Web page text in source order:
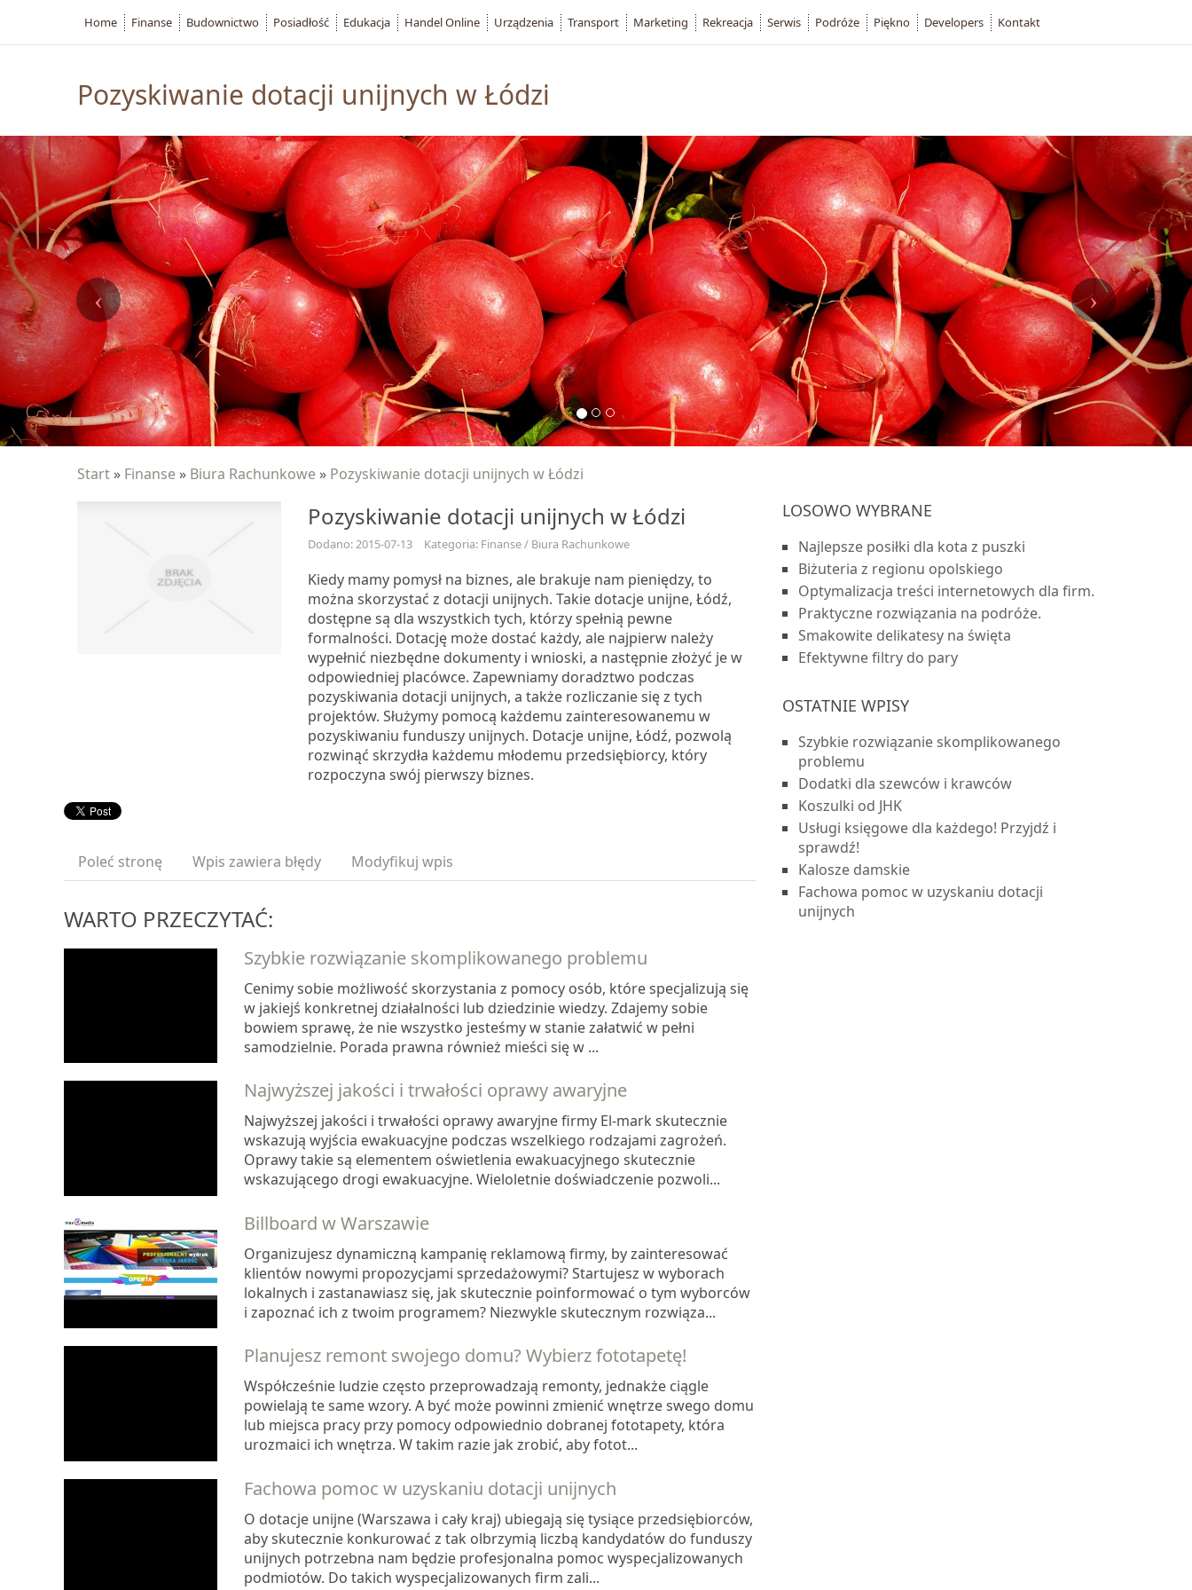
Pozyskiwanie dotacji unijnych w Łódzi
Start » Finanse » Biura Rachunkowe » Pozyskiwanie dotacji unijnych w Łódzi
Pozyskiwanie dotacji unijnych w Łódzi
Dodano: 2015-07-13 Kategoria: Finanse / Biura Rachunkowe
Kiedy mamy pomysł na biznes, ale brakuje nam pieniędzy, to
można skorzystać z dotacji unijnych. Takie dotacje unijne, Łódź,
dostępne są dla wszystkich tych, którzy spełnią pewne
formalności. Dotację może dostać każdy, ale najpierw należy
wypełnić niezbędne dokumenty i wnioski, a następnie złożyć je w
odpowiedniej placówce. Zapewniamy doradztwo podczas
pozyskiwania dotacji unijnych, a także rozliczanie się z tych
projektów. Służymy pomocą każdemu zainteresowanemu w
pozyskiwaniu funduszy unijnych. Dotacje unijne, Łódź, pozwolą
rozwinąć skrzydła każdemu młodemu przedsiębiorcy, który
rozpoczyna swój pierwszy biznes.
Poleć stronę Wpis zawiera błędy Modyfikuj wpis
WARTO PRZECZYTAĆ:
Szybkie rozwiązanie skomplikowanego problemu
Cenimy sobie możliwość skorzystania z pomocy osób, które specjalizują się
w jakiejś konkretnej działalności lub dziedzinie wiedzy. Zdajemy sobie
bowiem sprawę, że nie wszystko jesteśmy w stanie załatwić w pełni
samodzielnie. Porada prawna również mieści się w ...
Najwyższej jakości i trwałości oprawy awaryjne
Najwyższej jakości i trwałości oprawy awaryjne firmy El-mark skutecznie
wskazują wyjścia ewakuacyjne podczas wszelkiego rodzajami zagrożeń.
Oprawy takie są elementem oświetlenia ewakuacyjnego skutecznie
wskazującego drogi ewakuacyjne. Wieloletnie doświadczenie pozwoli...
Billboard w Warszawie
Organizujesz dynamiczną kampanię reklamową firmy, by zainteresować
klientów nowymi propozycjami sprzedażowymi? Startujesz w wyborach
lokalnych i zastanawiasz się, jak skutecznie poinformować o tym wyborców
i zapoznać ich z twoim programem? Niezwykle skutecznym rozwiąza...
Planujesz remont swojego domu? Wybierz fototapetę!
Współcześnie ludzie często przeprowadzają remonty, jednakże ciągle
powielają te same wzory. A być może powinni zmienić wnętrze swego domu
lub miejsca pracy przy pomocy odpowiednio dobranej fototapety, która
urozmaici ich wnętrza. W takim razie jak zrobić, aby fotot...
Fachowa pomoc w uzyskaniu dotacji unijnych
O dotacje unijne (Warszawa i cały kraj) ubiegają się tysiące przedsiębiorców,
aby skutecznie konkurować z tak olbrzymią liczbą kandydatów do funduszy
unijnych potrzebna nam będzie profesjonalna pomoc wyspecjalizowanych
podmiotów. Do takich wyspecjalizowanych firm zali...
LOSOWO WYBRANE
Najlepsze posiłki dla kota z puszki
Biżuteria z regionu opolskiego
Optymalizacja treści internetowych dla firm.
Praktyczne rozwiązania na podróże.
Smakowite delikatesy na święta
Efektywne filtry do pary
OSTATNIE WPISY
Szybkie rozwiązanie skomplikowanego
problemu
Dodatki dla szewców i krawców
Koszulki od JHK
Usługi księgowe dla każdego! Przyjdź i
sprawdź!
Kalosze damskie
Fachowa pomoc w uzyskaniu dotacji
unijnych
Home Finanse Budownictwo Posiadłość Edukacja Handel Online Urządzenia Transport Marketing Rekreacja Serwis Podróże Piękno Developers Kontakt